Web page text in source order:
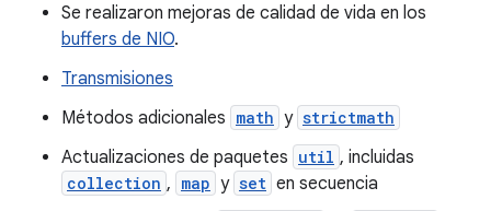
Se realizaron mejoras de calidad de vida en los
buffers de NIO.
Transmisiones
Métodos adicionales math y strictmath
Actualizaciones de paquetes util , incluidas
collection , map y set en secuencia